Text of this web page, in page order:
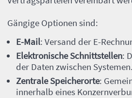
Inhalt
Gängige Optionen sind:
E-Mail: Versand der E-
Elektronische Schnittstellen:
der Daten zwischen Systemen.
Zentrale Speicherorte:
innerhalb eines